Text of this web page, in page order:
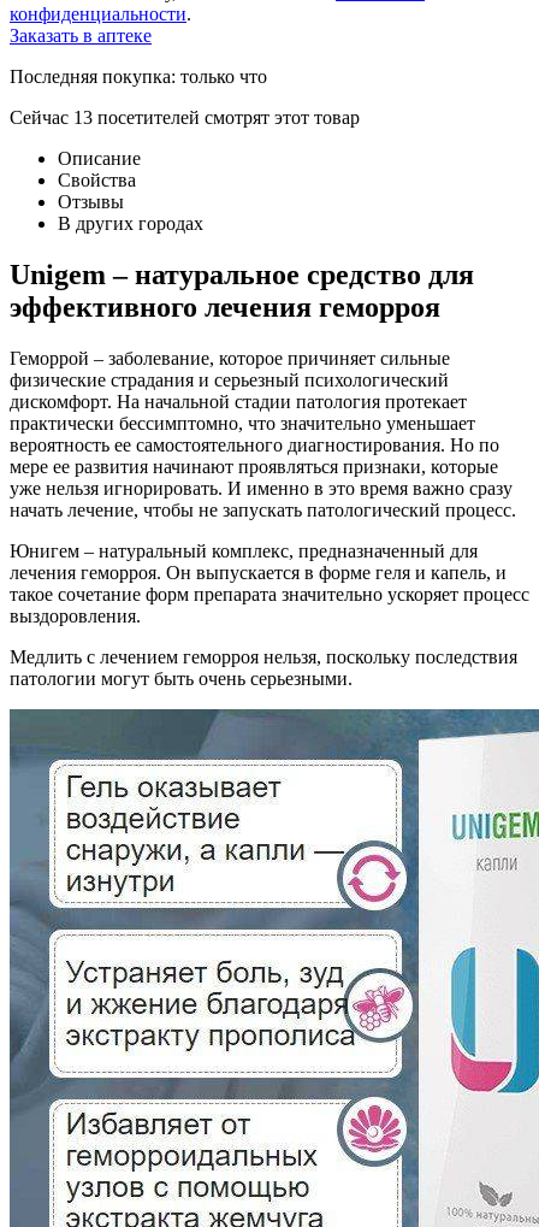
конфиденциальности.
Заказать в аптеке
Последняя покупка: только что
Сейчас 13 посетителей смотрят этот товар
Описание
Свойства
Отзывы
В других городах
Unigem – натуральное средство для
эффективного лечения геморроя
Геморрой – заболевание, которое причиняет сильные
физические страдания и серьезный психологический
дискомфорт. На начальной стадии патология протекает
практически бессимптомно, что значительно уменьшает
вероятность ее самостоятельного диагностирования. Но по
мере ее развития начинают проявляться признаки, которые
уже нельзя игнорировать. И именно в это время важно сразу
начать лечение, чтобы не запускать патологический процесс.
Юнигем – натуральный комплекс, предназначенный для
лечения геморроя. Он выпускается в форме геля и капель, и
такое сочетание форм препарата значительно ускоряет процесс
выздоровления.
Медлить с лечением геморроя нельзя, поскольку последствия
патологии могут быть очень серьезными.